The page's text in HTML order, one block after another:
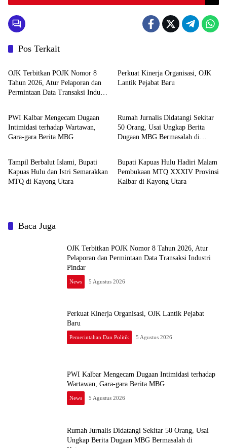
Pos Terkait
News
OJK Terbitkan POJK Nomor 8
Tahun 2026, Atur Pelaporan dan
Permintaan Data Transaksi Industri
Perkuat Kinerja Organisasi, OJK
Lantik Pejabat Baru
News
PWI Kalbar Mengecam Dugaan
Intimidasi terhadap Wartawan,
Gara-gara Berita MBG
Rumah Jurnalis Didatangi Sekitar
50 Orang, Usai Ungkap Berita
Dugaan MBG Bermasalah di
Pemerintahan dan Politik
Tampil Berbalut Islami, Bupati
Kapuas Hulu dan Istri Semarakkan
MTQ di Kayong Utara
Pemerintahan dan Politik
Bupati Kapuas Hulu Hadiri Malam
Pembukaan MTQ XXXIV Provinsi
Kalbar di Kayong Utara
Baca Juga
OJK Terbitkan POJK Nomor 8 Tahun 2026, Atur
Pelaporan dan Permintaan Data Transaksi Industri
Pindar
News 5 Agustus 2026
Perkuat Kinerja Organisasi, OJK Lantik Pejabat
Baru
Pemerintahan Dan Politik 5 Agustus 2026
PWI Kalbar Mengecam Dugaan Intimidasi terhadap
Wartawan, Gara-gara Berita MBG
News 5 Agustus 2026
Rumah Jurnalis Didatangi Sekitar 50 Orang, Usai
Ungkap Berita Dugaan MBG Bermasalah di